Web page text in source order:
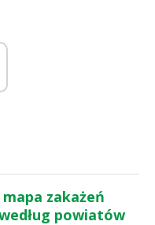
zakażeń
powiatów